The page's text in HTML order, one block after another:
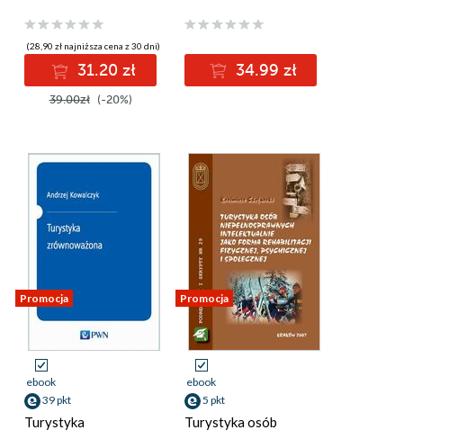
(28,90 zł najniższa cena z 30 dni)
31.20 zł
39.00zł (-20%)
planowania podróży,
najlepszych ofert i
oszczędzania na
kosztach podczas
34.99 zł
Promocja
ebook
39 pkt
Turystyka
Promocja
ebook
5 pkt
Turystyka osób